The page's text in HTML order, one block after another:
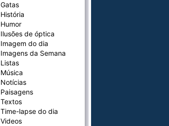
Gatas
História
Humor
Ilusões de óptica
Imagem do dia
Imagens da Semana
Listas
Música
Notícias
Paisagens
Textos
Time-lapse do dia
Videos